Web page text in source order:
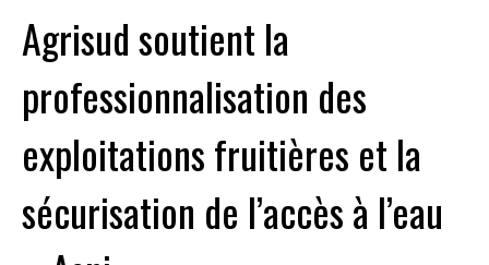
Agrisud soutient la
professionnalisation des
exploitations fruitières et la
sécurisation de l’accès à l’eau